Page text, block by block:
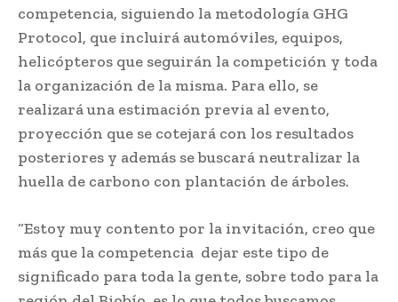
competencia, siguiendo la metodología GHG
Protocol, que incluirá automóviles, equipos,
helicópteros que seguirán la competición y toda
la organización de la misma. Para ello, se
realizará una estimación previa al evento,
proyección que se cotejará con los resultados
posteriores y además se buscará neutralizar la
huella de carbono con plantación de árboles.
“Estoy muy contento por la invitación, creo que
más que la competencia dejar este tipo de
significado para toda la gente, sobre todo para la